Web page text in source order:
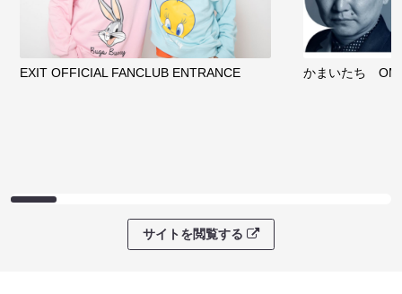
EXIT OFFICIAL FANCLUB ENTRANCE かまいたち
サイトを閲覧する